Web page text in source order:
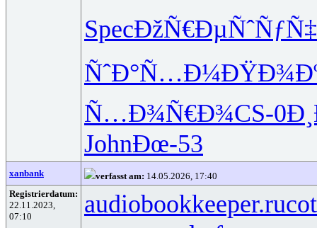
SpecÐžÑ€ÐµÑˆ
ÑˆÐ°Ñ…Ð¼
Ñ…Ð¾Ñ€Ð¾CS-0
JohnÐœ-53
xanbank verfasst am: 14.05.2026, 17:40
Registrierdatum:
22.11.2023,
07:10
audiobookkeeper.ru